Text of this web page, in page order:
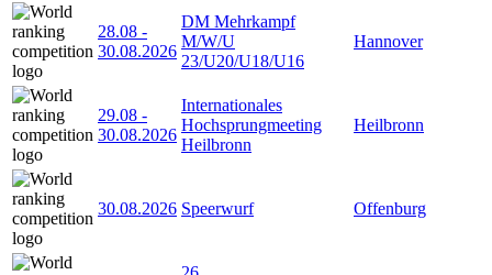
28.08 -
30.08.2026
DM Mehrkampf
M/W/U
23/U20/U18/U16
Hannover
29.08 -
30.08.2026
Internationales
Hochsprungmeeting
Heilbronn
Heilbronn
30.08.2026 Speerwurf Offenburg